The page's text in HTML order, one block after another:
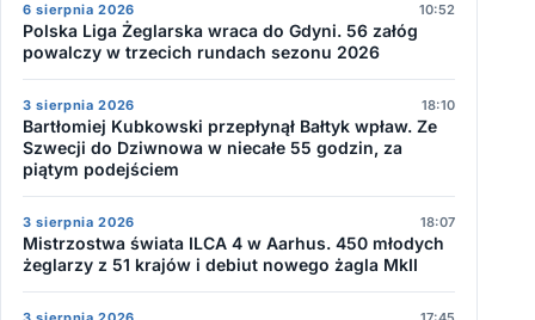
6 sierpnia 2026 10:52
Polska Liga Żeglarska wraca do Gdyni. 56 załóg
powalczy w trzecich rundach sezonu 2026
3 sierpnia 2026 18:10
Bartłomiej Kubkowski przepłynął Bałtyk wpław. Ze
Szwecji do Dziwnowa w niecałe 55 godzin, za
piątym podejściem
3 sierpnia 2026 18:07
Mistrzostwa świata ILCA 4 w Aarhus. 450 młodych
żeglarzy z 51 krajów i debiut nowego żagla MkII